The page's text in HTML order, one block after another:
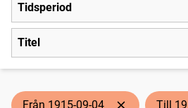
Tidsperiod
Titel
Från 1915-09-04 Till